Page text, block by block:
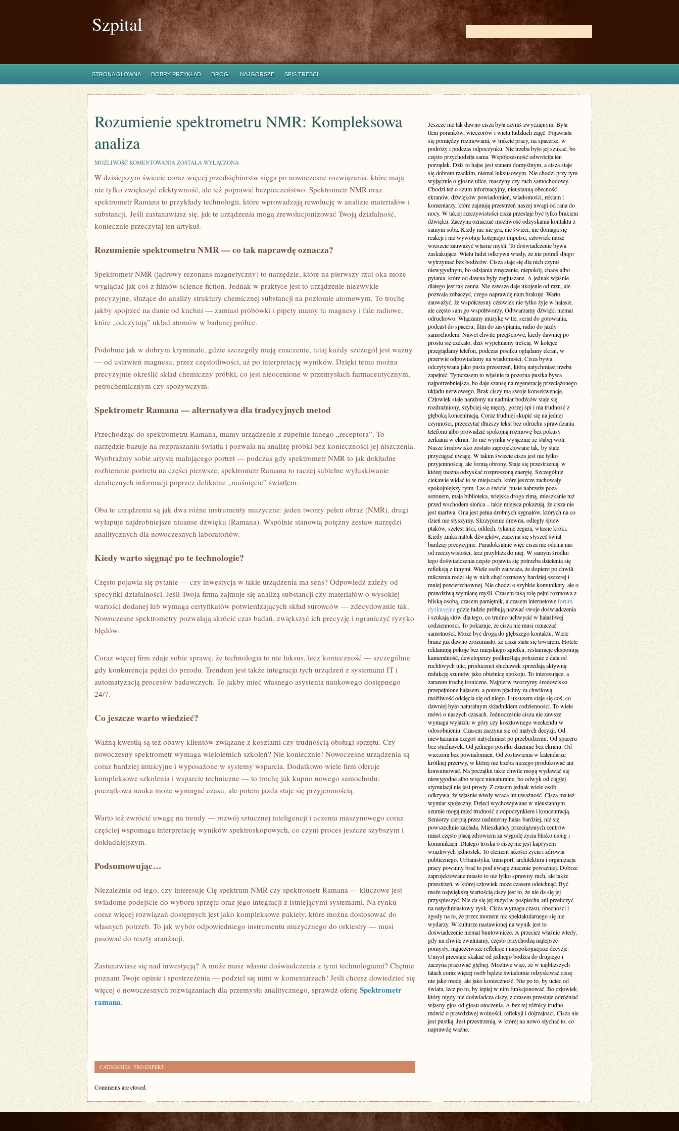
Szpital
STRONA GŁÓWNA DOBRY PRZYKŁAD DROGI NAJGORSZE SPIS TREŚCI
Rozumienie spektrometru NMR: Kompleksowa
analiza
MOŻLIWOŚĆ KOMENTOWANIA ROZUMIENIE
NMR:
KOMPLEKSOWA
ANALIZA
ZOSTAŁA WYŁĄCZONA
W dzisiejszym świecie coraz więcej przedsiębiorstw sięga po nowoczesne rozwiązania, które mają
nie tylko zwiększyć efektywność, ale też poprawić bezpieczeństwo. Spektrometr NMR oraz
spektrometr Ramana to przykłady technologii, które wprowadzają rewolucję w analizie materiałów i
substancji. Jeśli zastanawiasz się, jak te urządzenia mogą zrewolucjonizować Twoją działalność,
koniecznie przeczytaj ten artykuł.
Rozumienie spektrometru NMR — co tak naprawdę oznacza?
Spektrometr NMR (jądrowy rezonans magnetyczny) to narzędzie, które na pierwszy rzut oka może
wyglądać jak coś z filmów science fiction. Jednak w praktyce jest to urządzenie niezwykle
precyzyjne, służące do analizy struktury chemicznej substancji na poziomie atomowym. To trochę
jakby spojrzeć na danie od kuchni — zamiast próbówki i pipety mamy tu magnesy i fale radiowe,
które „odczytują” układ atomów w badanej próbce.
Podobnie jak w dobrym kryminale, gdzie szczegóły mają znaczenie, tutaj każdy szczegół jest ważny
— od ustawień magnesu, przez częstotliwości, aż po interpretację wyników. Dzięki temu można
precyzyjnie określić skład chemiczny próbki, co jest nieocenione w przemysłach farmaceutycznym,
petrochemicznym czy spożywczym.
Spektrometr Ramana — alternatywa dla tradycyjnych metod
Przechodząc do spektrometru Ramana, mamy urządzenie z zupełnie innego „receptora”. To
narzędzie bazuje na rozpraszaniu światła i pozwala na analizę próbki bez konieczności jej niszczenia.
Wyobraźmy sobie artystę malującego portret — podczas gdy spektrometr NMR to jak dokładne
rozbieranie portretu na części pierwsze, spektrometr Ramana to raczej subtelne wyłuskiwanie
detalicznych informacji poprzez delikatne „muśnięcie” światłem.
Oba te urządzenia są jak dwa różne instrumenty muzyczne: jeden tworzy pełen obraz (NMR), drugi
wyłapuje najdrobniejsze niuanse dźwięku (Ramana). Wspólnie stanowią potężny zestaw narzędzi
analitycznych dla nowoczesnych laboratoriów.
Kiedy warto sięgnąć po te technologie?
Często pojawia się pytanie — czy inwestycja w takie urządzenia ma sens? Odpowiedź zależy od
specyfiki działalności. Jeśli Twoja firma zajmuje się analizą substancji czy materiałów o wysokiej
wartości dodanej lub wymaga certyfikatów potwierdzających skład surowców — zdecydowanie tak.
Nowoczesne spektrometry pozwalają skrócić czas badań, zwiększyć ich precyzję i ograniczyć ryzyko
błędów.
Coraz więcej firm zdaje sobie sprawę, że technologia to nie luksus, lecz konieczność — szczególnie
gdy konkurencja pędzi do przodu. Trendem jest także integracja tych urządzeń z systemami IT i
automatyzacją procesów badawczych. To jakby mieć własnego asystenta naukowego dostępnego
24/7.
Co jeszcze warto wiedzieć?
Ważną kwestią są też obawy klientów związane z kosztami czy trudnością obsługi sprzętu. Czy
nowoczesny spektrometr wymaga wieloletnich szkoleń? Nie koniecznie! Nowoczesne urządzenia są
coraz bardziej intuicyjne i wyposażone w systemy wsparcia. Dodatkowo wiele firm oferuje
kompleksowe szkolenia i wsparcie techniczne — to trochę jak kupno nowego samochodu:
początkowa nauka może wymagać czasu, ale potem jazda staje się przyjemnością.
Warto też zwrócić uwagę na trendy — rozwój sztucznej inteligencji i uczenia maszynowego coraz
częściej wspomaga interpretację wyników spektroskopowych, co czyni proces jeszcze szybszym i
dokładniejszym.
Podsumowując…
Niezależnie od tego, czy interesuje Cię spektrum NMR czy spektrometr Ramana — kluczowe jest
świadome podejście do wyboru sprzętu oraz jego integracji z istniejącymi systemami. Na rynku
coraz więcej rozwiązań dostępnych jest jako kompleksowe pakiety, które można dostosować do
własnych potrzeb. To jak wybór odpowiedniego instrumentu muzycznego do orkiestry — musi
pasować do reszty aranżacji.
Zastanawiasz się nad inwestycją? A może masz własne doświadczenia z tymi technologiami? Chętnie
poznam Twoje opinie i spostrzeżenia — podziel się nimi w komentarzach! Jeśli chcesz dowiedzieć się
więcej o nowoczesnych rozwiązaniach dla przemysłu analitycznego, sprawdź ofertę Spektrometr
ramana.
CATEGORIES: PRO-EXPERT
Comments are closed.
Jeszcze nie tak dawno cisza była czymś zwyczajnym. Była
tłem poranków, wieczorów i wielu ludzkich zajęć. Pojawiała
się pomiędzy rozmowami, w trakcie pracy, na spacerze, w
podróży i podczas odpoczynku. Nie trzeba było jej szukać, bo
często przychodziła sama. Współczesność odwróciła ten
porządek. Dziś to hałas jest stanem domyślnym, a cisza staje
się dobrem rzadkim, niemal luksusowym. Nie chodzi przy tym
wyłącznie o głośne ulice, maszyny czy ruch samochodowy.
Chodzi też o szum informacyjny, nieustanną obecność
ekranów, dźwięków powiadomień, wiadomości, reklam i
komentarzy, które zajmują przestrzeń naszej uwagi od rana do
nocy. W takiej rzeczywistości cisza przestaje być tylko brakiem
dźwięku. Zaczyna oznaczać możliwość odzyskania kontaktu z
samym sobą. Kiedy nic nie gra, nie świeci, nie domaga się
reakcji i nie wywołuje kolejnego impulsu, człowiek może
wreszcie zauważyć własne myśli. To doświadczenie bywa
zaskakujące. Wielu ludzi odkrywa wtedy, że nie potrafi długo
wytrzymać bez bodźców. Cisza staje się dla nich czymś
niewygodnym, bo odsłania zmęczenie, niepokój, chaos albo
pytania, które od dawna były zagłuszane. A jednak właśnie
dlatego jest tak cenna. Nie zawsze daje ukojenie od razu, ale
pozwala zobaczyć, czego naprawdę nam brakuje. Warto
zauważyć, że współczesny człowiek nie tylko żyje w hałasie,
ale często sam go współtworzy. Odtwarzamy dźwięki niemal
odruchowo. Włączamy muzykę w tle, serial do gotowania,
podcast do spaceru, film do zasypiania, radio do jazdy
samochodem. Nawet chwile przejściowe, kiedy dawniej po
prostu się czekało, dziś wypełniamy treścią. W kolejce
przeglądamy telefon, podczas posiłku oglądamy ekran, w
przerwie odpowiadamy na wiadomości. Cisza bywa
odczytywana jako pusta przestrzeń, którą natychmiast trzeba
zapełnić. Tymczasem to właśnie ta pozorna pustka bywa
najpotrzebniejsza, bo daje szansę na regenerację przeciążonego
układu nerwowego. Brak ciszy ma swoje konsekwencje.
Człowiek stale narażony na nadmiar bodźców staje się
rozdrażniony, szybciej się męczy, gorzej śpi i ma trudność z
głęboką koncentracją. Coraz trudniej skupić się na jednej
czynności, przeczytać dłuższy tekst bez odruchu sprawdzania
telefonu albo prowadzić spokojną rozmowę bez pokusy
zerkania w ekran. To nie wynika wyłącznie ze słabej woli.
Nasze środowisko zostało zaprojektowane tak, by stale
przyciągać uwagę. W takim świecie cisza jest nie tylko
przyjemnością, ale formą obrony. Staje się przestrzenią, w
której można odzyskać rozproszoną energię. Szczególnie
ciekawie widać to w miejscach, które jeszcze zachowały
spokojniejszy rytm. Las o świcie, puste nabrzeże poza
sezonem, mała biblioteka, wiejska droga zimą, mieszkanie tuż
przed wschodem słońca – takie miejsca pokazują, że cisza nie
jest martwa. Ona jest pełna drobnych sygnałów, których na co
dzień nie słyszymy. Skrzypienie drewna, odległy śpiew
ptaków, szelest liści, oddech, tykanie zegara, własne kroki.
Kiedy znika natłok dźwięków, zaczyna się słyszeć świat
bardziej precyzyjnie. Paradoksalnie więc cisza nie odcina nas
od rzeczywistości, lecz przybliża do niej. W samym środku
tego doświadczenia często pojawia się potrzeba dzielenia się
refleksją z innymi. Wiele osób zauważa, że dopiero po chwili
milczenia rodzi się w nich chęć rozmowy bardziej szczerej i
mniej powierzchownej. Nie chodzi o szybkie komunikaty, ale o
prawdziwą wymianę myśli. Czasem taką rolę pełni rozmowa z
bliską osobą, czasem pamiętnik, a czasem internetoweforum
dyskusyjne gdzie ludzie próbują nazwać swoje doświadczenia
i szukają słów dla tego, co trudno uchwycić w hałaśliwej
codzienności. To pokazuje, że cisza nie musi oznaczać
samotności. Może być drogą do głębszego kontaktu. Wiele
branż już dawno zrozumiało, że cisza stała się towarem. Hotele
reklamują pokoje bez miejskiego zgiełku, restauracje eksponują
kameralność, deweloperzy podkreślają położenie z dala od
ruchliwych ulic, producenci słuchawek sprzedają aktywną
redukcję szumów jako obietnicę spokoju. To interesujące, a
zarazem trochę ironiczne. Najpierw tworzymy środowisko
przepełnione hałasem, a potem płacimy za chwilową
możliwość odcięcia się od niego. Luksusem staje się coś, co
dawniej było naturalnym składnikiem codzienności. To wiele
mówi o naszych czasach. Jednocześnie cisza nie zawsze
wymaga wyjazdu w góry czy kosztownego weekendu w
odosobnieniu. Czasem zaczyna się od małych decyzji. Od
niewłączania czegoś natychmiast po przebudzeniu. Od spaceru
bez słuchawek. Od jednego posiłku dziennie bez ekranu. Od
wieczora bez powiadomień. Od zostawienia w kalendarzu
krótkiej przerwy, w której nie trzeba niczego produkować ani
konsumować. Na początku takie chwile mogą wydawać się
niewygodne albo wręcz nienaturalne, bo odwyk od ciągłej
stymulacji nie jest prosty. Z czasem jednak wiele osób
odkrywa, że właśnie wtedy wraca im uważność. Cisza ma też
wymiar społeczny. Dzieci wychowywane w nieustannym
szumie mogą mieć trudność z odpoczynkiem i koncentracją.
Seniorzy cierpią przez nadmierny hałas bardziej, niż się
powszechnie zakłada. Mieszkańcy przeciążonych centrów
miast często płacą zdrowiem za wygodę życia blisko usług i
komunikacji. Dlatego troska o ciszę nie jest kaprysem
wrażliwych jednostek. To element jakości życia i zdrowia
publicznego. Urbanistyka, transport, architektura i organizacja
pracy powinny brać to pod uwagę znacznie poważniej. Dobrze
zaprojektowane miasto to nie tylko sprawny ruch, ale także
przestrzeń, w której człowiek może czasem odetchnąć. Być
może największą wartością ciszy jest to, że nie da się jej
przyspieszyć. Nie da się jej zużyć w pośpiechu ani przeliczyć
na natychmiastowy zysk. Cisza wymaga czasu, obecności i
zgody na to, że przez moment nic spektakularnego się nie
wydarzy. W kulturze nastawionej na wynik jest to
doświadczenie niemal buntownicze. A przecież właśnie wtedy,
gdy na chwilę zwalniamy, często przychodzą najlepsze
pomysły, najuczciwsze refleksje i najspokojniejsze decyzje.
Umysł przestaje skakać od jednego bodźca do drugiego i
zaczyna pracować głębiej. Możliwe więc, że w najbliższych
latach coraz więcej osób będzie świadomie odzyskiwać ciszę
nie jako modę, ale jako konieczność. Nie po to, by uciec od
świata, lecz po to, by lepiej w nim funkcjonować. Bo człowiek,
który nigdy nie doświadcza ciszy, z czasem przestaje odróżniać
własny głos od głosu otoczenia. A bez tej różnicy trudno
mówić o prawdziwej wolności, refleksji i dojrzałości. Cisza nie
jest pustką. Jest przestrzenią, w której na nowo słychać to, co
naprawdę ważne.